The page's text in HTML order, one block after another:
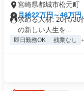
宮崎県都城市松元町
月給22万円～46万円
求める人材: 20代/30
の新しい人生を...
即日勤務OK 残業なし